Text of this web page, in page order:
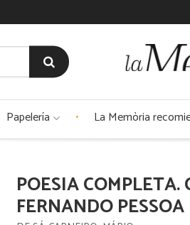
Papelería La Memòria
POESIA COMPLETA.
FERNANDO PESSOA